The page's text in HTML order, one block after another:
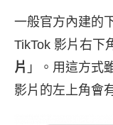
一般官方內建的
TikTok 影片右下
片 」。用這方式
影片的左上角會